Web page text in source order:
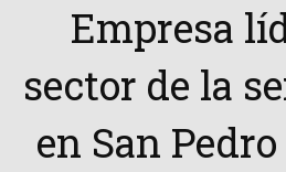
Empresa
sector de la
en San